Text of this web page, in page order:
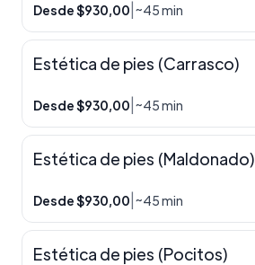
Desde $930,00 ~45 min
Estética de pies (Carrasco)
Desde $930,00 ~45 min
Estética de pies (Maldonado)
Desde $930,00 ~45 min
Estética de pies (Pocitos)